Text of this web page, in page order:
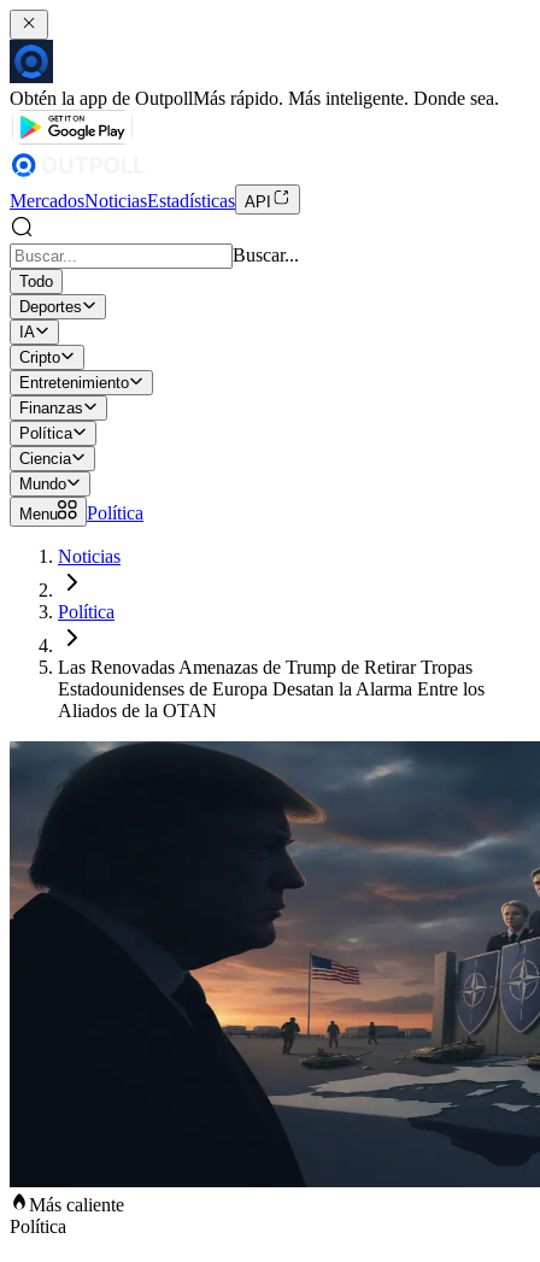
Obtén la app de OutpollMás rápido. Más inteligente. Donde sea.
MercadosNoticiasEstadísticas API
Buscar...
Todo
Deportes
IA
Cripto
Entretenimiento
Finanzas
Política
Ciencia
Mundo
Menu
Política
Noticias
Política
Las Renovadas Amenazas de Trump de Retirar Tropas
Estadounidenses de Europa Desatan la Alarma Entre los
Aliados de la OTAN
Más caliente
Política